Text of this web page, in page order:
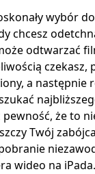
wybór
chcesz
odtwarzać
czekasz,
a następnie
pewność, że to
Twój
wideo na iPada.